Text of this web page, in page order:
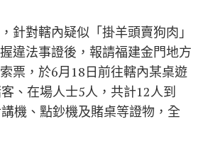
針對轄內疑似「掛羊頭賣狗肉」
違法事證後，報請福建金門地方
票，於6月18日前往轄內某桌遊
、在場人士5人，共計12人到
機、點鈔機及賭桌等證物，全